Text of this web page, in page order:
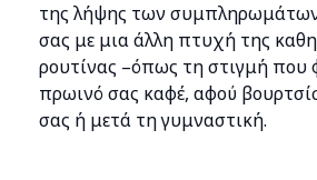
της λήψης των
σας με μια άλλη πτυχή της
ρουτίνας –όπως τη στιγμή που
πρωινό σας καφέ, αφού
σας ή μετά τη γυμναστική.